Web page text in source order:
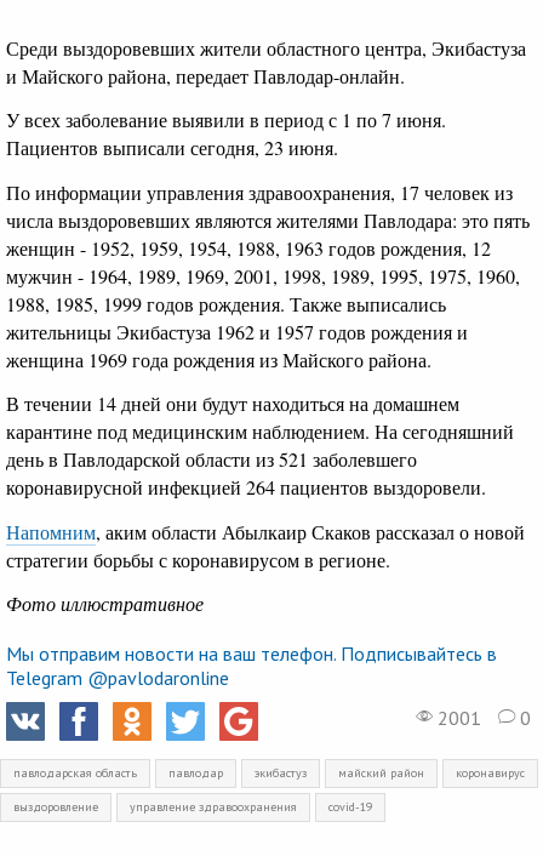
Среди выздоровевших жители областного центра, Экибастуза
и Майского района, передает Павлодар-онлайн.
У всех заболевание выявили в период с 1 по 7 июня.
Пациентов выписали сегодня, 23 июня.
По информации управления здравоохранения, 17 человек из
числа выздоровевших являются жителями Павлодара: это пять
женщин - 1952, 1959, 1954, 1988, 1963 годов рождения, 12
мужчин - 1964, 1989, 1969, 2001, 1998, 1989, 1995, 1975, 1960,
1988, 1985, 1999 годов рождения. Также выписались
жительницы Экибастуза 1962 и 1957 годов рождения и
женщина 1969 года рождения из Майского района.
В течении 14 дней они будут находиться на домашнем
карантине под медицинским наблюдением. На сегодняшний
день в Павлодарской области из 521 заболевшего
коронавирусной инфекцией 264 пациентов выздоровели.
Напомним, аким области Абылкаир Скаков рассказал о новой
стратегии борьбы с коронавирусом в регионе.
Фото иллюстративное
Мы отправим новости на ваш телефон. Подписывайтесь в
Telegram @pavlodaronline
2001
0
павлодарская область павлодар экибастуз майский район коронавирус
выздоровление управление здравоохранения covid-19